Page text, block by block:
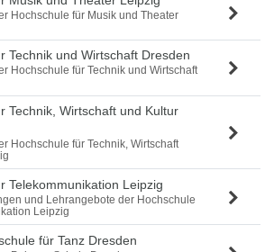
Hochschule für Musik und Theater
Technik und Wirtschaft Dresden
Hochschule für Technik und Wirtschaft
Technik, Wirtschaft und Kultur
Hochschule für Technik, Wirtschaft
Telekommunikation Leipzig
und Lehrangebote der Hochschule
Leipzig
für Tanz Dresden